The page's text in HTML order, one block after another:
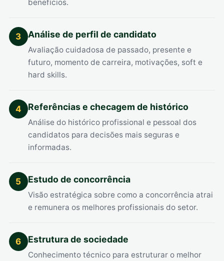
benefícios.
3 Análise de perfil de candidato
Avaliação cuidadosa de passado, presente e
futuro, momento de carreira, motivações, soft e
hard skills.
4 Referências e checagem de histórico
Análise do histórico profissional e pessoal dos
candidatos para decisões mais seguras e
informadas.
5 Estudo de concorrência
Visão estratégica sobre como a concorrência atrai
e remunera os melhores profissionais do setor.
6 Estrutura de sociedade
Conhecimento técnico para estruturar o melhor